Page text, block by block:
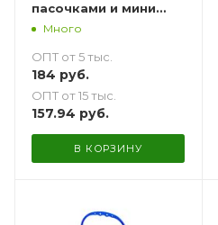
пасочками и мини
лейкой
Много
ОПТ от 5 тыс.
184 руб.
ОПТ от 15 тыс.
157.94 руб.
В КОРЗИНУ